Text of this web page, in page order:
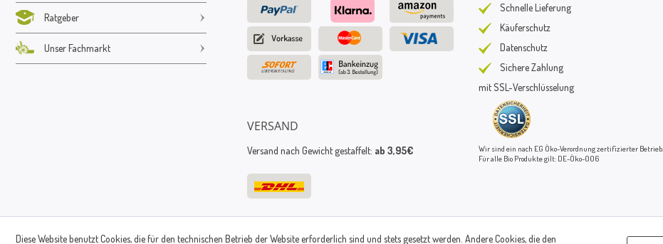
Ratgeber
Unser Fachmarkt
VERSAND
Versand nach Gewicht gestaffelt: ab 3,95€
Schnelle Lieferung
Käuferschutz
Datenschutz
Sichere Zahlung
mit SSL-Verschlüsselung
Wir sind ein nach EG Öko-Verordnung zertifizierter Betrieb.
Für alle Bio Produkte gilt: DE-Öko-006
© Paul's Mühle | Inhaber: Christof Paul e.K. | Westring 2 | 45659 Recklinghausen
Diese Website benutzt Cookies, die für den technischen Betrieb der Website erforderlich sind und stets gesetzt werden. Andere Cookies, die den